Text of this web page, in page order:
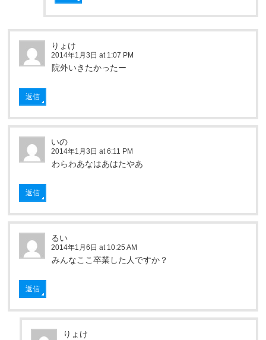
りょけ
2014年1月3日 at 1:07 PM
院外いきたかったー
返信
いの
2014年1月3日 at 6:11 PM
わらわあなはあはたやあ
返信
るい
2014年1月6日 at 10:25 AM
みんなここ卒業した人ですか？
返信
りょけ